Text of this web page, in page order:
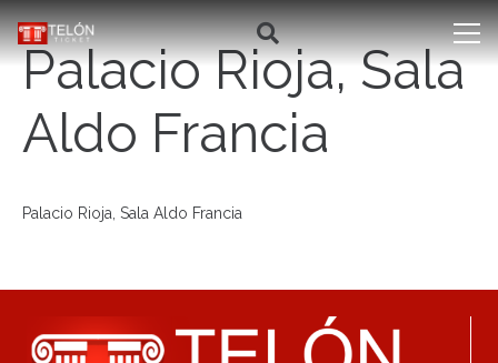
Palacio Rioja, Sala
Aldo Francia
Palacio Rioja, Sala Aldo Francia